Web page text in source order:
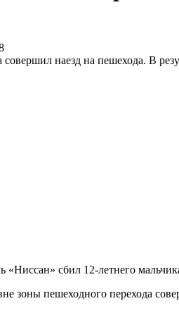
наезд на пешехода. В
«Ниссан» сбил 12-летнего
зоны пешеходного перехода